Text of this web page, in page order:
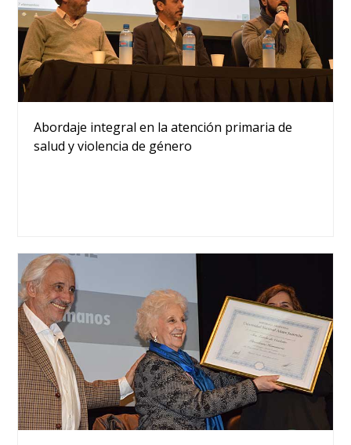
Abordaje integral en la atención primaria de
salud y violencia de género